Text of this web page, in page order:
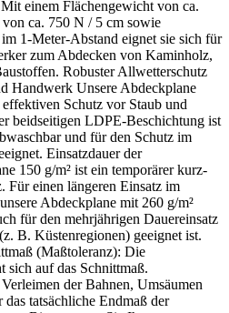
einem Flächengewicht von ca.
ca. 750 N / 5 cm sowie
1-Meter-Abstand eignet sie sich für
zum Abdecken von Kaminholz,
Robuster Allwetterschutz
Handwerk Unsere Abdeckplane
Schutz vor Staub und
beidseitigen LDPE-Beschichtung ist
und für den Schutz im
Einsatzdauer der
150 g/m² ist ein temporärer kurz-
Für einen längeren Einsatz im
Abdeckplane mit 260 g/m²
für den mehrjährigen Dauereinsatz
B. Küstenregionen) geeignet ist.
(Maßtoleranz): Die
sich auf das Schnittmaß.
der Bahnen, Umsäumen
tatsächliche Endmaß der